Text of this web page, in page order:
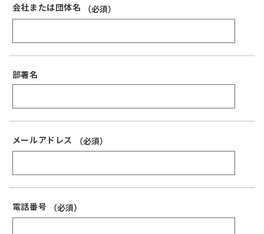
会社または団体名 （必須）
部署名
メールアドレス （必須）
電話番号 （必須）